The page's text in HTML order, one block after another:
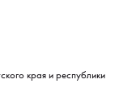
края и республики